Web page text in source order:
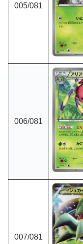
005/081
006/081
007/081